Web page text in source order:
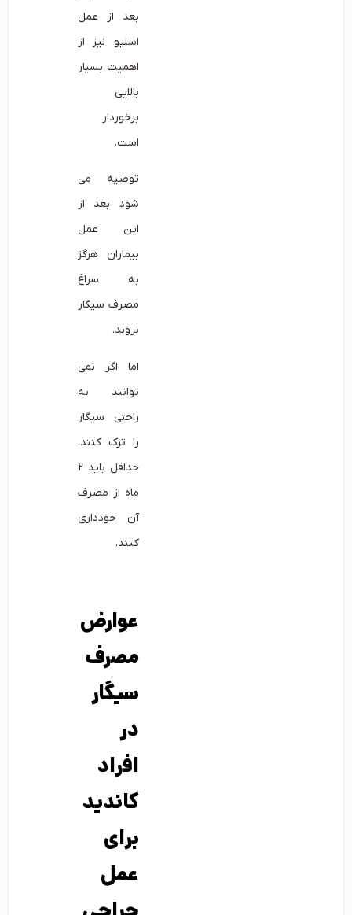
بعد از عمل
اسلیو نیز از
اهمیت بسیار
بالایی
برخوردار
است.
توصیه می
شود بعد از
این عمل
بیماران هرگز
به سراغ
مصرف سیگار
نروند.
اما اگر نمی
توانند به
راحتی سیگار
را ترک کنند،
حداقل باید ۲
ماه از مصرف
آن خودداری
کنند.
عوارض
مصرف
سیگار
افراد
کاندید
برای
عمل